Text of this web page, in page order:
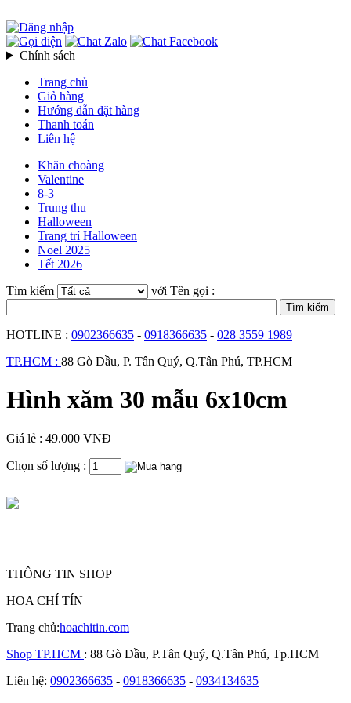
Chính sách
Trang chủ
Giỏ hàng
Hướng dẫn đặt hàng
Thanh toán
Liên hệ
Khăn choàng
Valentine
8-3
Trung thu
Halloween
Trang trí Halloween
Noel 2025
Tết 2026
Tìm kiếm
với Tên gọi :
HOTLINE : 0902366635 - 0918366635 - 028 3559 1989
TP.HCM : 88 Gò Dầu, P. Tân Quý, Q.Tân Phú, TP.HCM
Hình xăm 30 mẫu 6x10cm
Giá lẻ : 49.000 VNĐ
Chọn số lượng :
THÔNG TIN SHOP
HOA CHÍ TÍN
Trang chủ:hoachitin.com
Shop TP.HCM : 88 Gò Dầu, P.Tân Quý, Q.Tân Phú, Tp.HCM
Liên hệ: 0902366635 - 0918366635 - 0934134635